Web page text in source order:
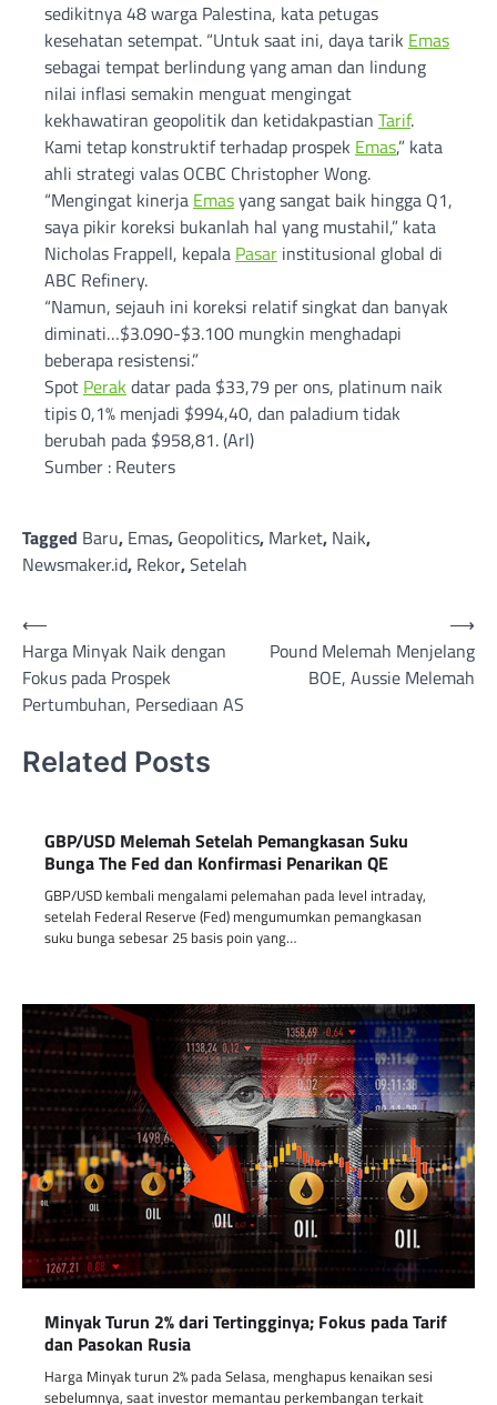
sedikitnya 48 warga Palestina, kata petugas
kesehatan setempat. “Untuk saat ini, daya tarik Emas
sebagai tempat berlindung yang aman dan lindung
nilai inflasi semakin menguat mengingat
kekhawatiran geopolitik dan ketidakpastian Tarif.
Kami tetap konstruktif terhadap prospek Emas,” kata
ahli strategi valas OCBC Christopher Wong.
“Mengingat kinerja Emasyang sangat baik hingga Q1,
saya pikir koreksi bukanlah hal yang mustahil,” kata
Nicholas Frappell, kepala Pasar institusional global di
ABC Refinery.
“Namun, sejauh ini koreksi relatif singkat dan banyak
diminati…$3.090-$3.100 mungkin menghadapi
beberapa resistensi.”
Spot Perak datar pada $33,79 per ons, platinum naik
tipis 0,1% menjadi $994,40, dan paladium tidak
berubah pada $958,81. (Arl)
Sumber : Reuters
Tagged Baru, Emas, Geopolitics, Market, Naik,
Newsmaker.id, Rekor,Setelah
Post
navigation
⟵
Harga Minyak Naik dengan
Fokus pada Prospek
Pertumbuhan, Persediaan AS
Pound Melemah Menjelang
BOE, Aussie Melemah
⟶
Related Posts
GBP/USD Melemah Setelah Pemangkasan Suku
Bunga The Fed dan Konfirmasi Penarikan QE
GBP/USD kembali mengalami pelemahan pada level intraday,
setelah Federal Reserve (Fed) mengumumkan pemangkasan
suku bunga sebesar 25 basis poin yang…
Minyak Turun 2% dari Tertingginya; Fokus pada Tarif
dan Pasokan Rusia
Harga Minyak turun 2% pada Selasa, menghapus kenaikan sesi
sebelumnya, saat investor memantau perkembangan terkait